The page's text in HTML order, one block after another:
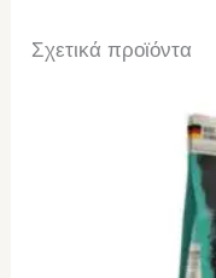
Σχετικά προϊόντα